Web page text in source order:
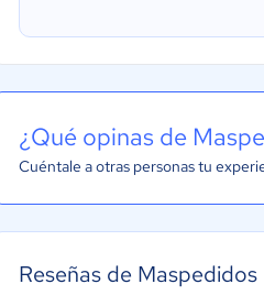
¿Qué opinas de
Cuéntale a otras personas tu
Reseñas de Maspedidos